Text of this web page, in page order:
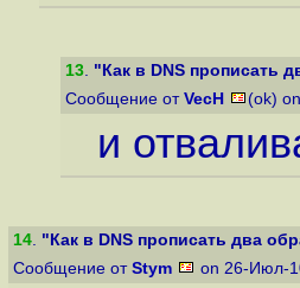
13. "Как в DNS прописать
Сообщение от VecH (ok)
и
14. "Как в DNS прописать два
Сообщение от Stym on 26-Июл-